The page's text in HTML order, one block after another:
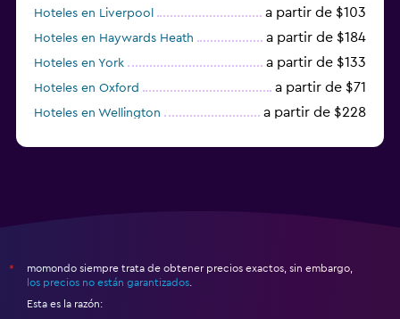
Hoteles en Liverpool a partir de $103
Hoteles en Haywards Heath a partir de $184
Hoteles en York a partir de $133
Hoteles en Oxford a partir de $71
Hoteles en Wellington a partir de $228
*
momondo siempre trata de obtener precios exactos, sin embargo,
los precios no están garantizados
Esta es la razón: